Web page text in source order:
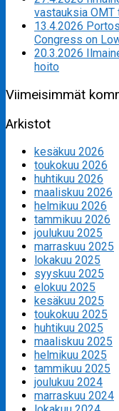
vastauksia
13.4.2026
Congress on
20.3.2026
hoito
Viimeisimmät
Arkistot
kesäkuu 2026
toukokuu 2026
huhtikuu 2026
maaliskuu 2026
helmikuu 2026
tammikuu 2026
joulukuu 2025
marraskuu 2025
lokakuu 2025
syyskuu 2025
elokuu 2025
kesäkuu 2025
toukokuu 2025
huhtikuu 2025
maaliskuu 2025
helmikuu 2025
tammikuu 2025
joulukuu 2024
marraskuu 2024